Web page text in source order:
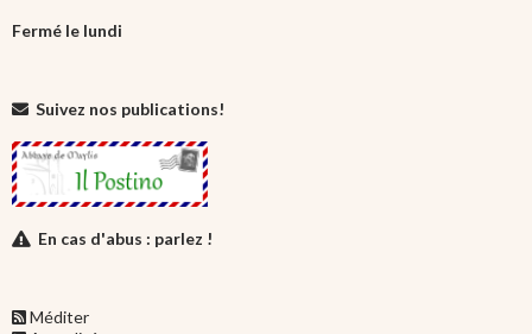
Fermé le lundi
Suivez nos publications!
En cas d'abus : parlez !
Méditer